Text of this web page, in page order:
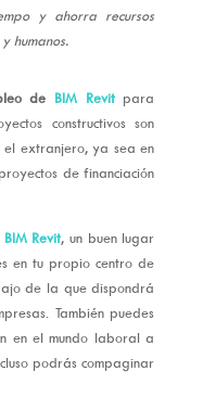
y ahorra recursos
humanos.
de BIM Revitpara
constructivos son
el extranjero, ya sea en
de financiación
BIM Revit, un buen lugar
en tu propio centro de
de la que dispondrá
También puedes
en el mundo laboral a
podrás compaginar